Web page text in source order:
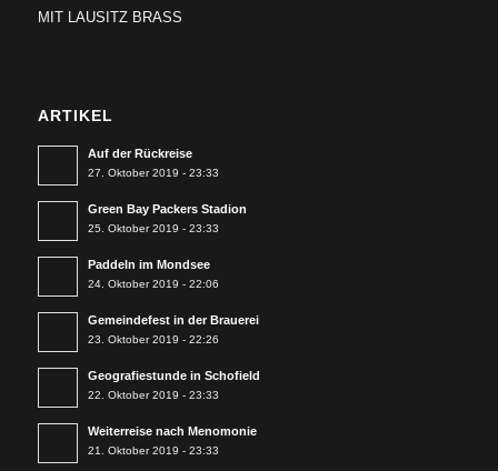
MIT LAUSITZ BRASS
ARTIKEL
Auf der Rückreise
27. Oktober 2019 - 23:33
Green Bay Packers Stadion
25. Oktober 2019 - 23:33
Paddeln im Mondsee
24. Oktober 2019 - 22:06
Gemeindefest in der Brauerei
23. Oktober 2019 - 22:26
Geografiestunde in Schofield
22. Oktober 2019 - 23:33
Weiterreise nach Menomonie
21. Oktober 2019 - 23:33